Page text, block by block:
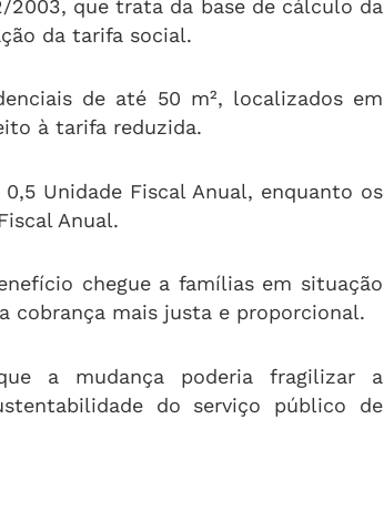
2003, que trata da base de cálculo da
da tarifa social.
de até 50 m², localizados em
à tarifa reduzida.
Unidade Fiscal Anual, enquanto os
Anual.
chegue a famílias em situação
cobrança mais justa e proporcional.
a mudança poderia fragilizar a
do serviço público de